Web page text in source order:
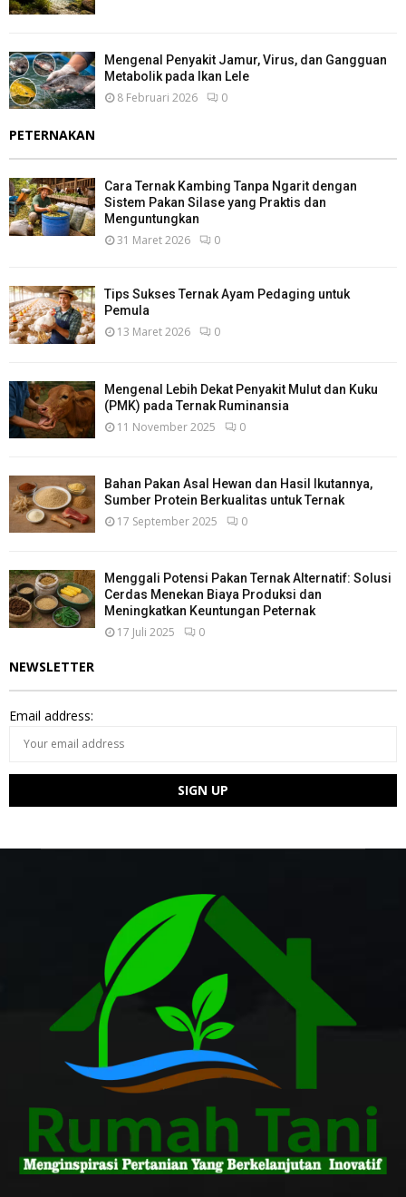
Mengenal Penyakit Jamur, Virus, dan Gangguan
Metabolik pada Ikan Lele
8 Februari 2026 0
PETERNAKAN
Cara Ternak Kambing Tanpa Ngarit dengan
Sistem Pakan Silase yang Praktis dan
Menguntungkan
31 Maret 2026 0
Tips Sukses Ternak Ayam Pedaging untuk
Pemula
13 Maret 2026 0
Mengenal Lebih Dekat Penyakit Mulut dan Kuku
(PMK) pada Ternak Ruminansia
11 November 2025 0
Bahan Pakan Asal Hewan dan Hasil Ikutannya,
Sumber Protein Berkualitas untuk Ternak
17 September 2025 0
Menggali Potensi Pakan Ternak Alternatif: Solusi
Cerdas Menekan Biaya Produksi dan
Meningkatkan Keuntungan Peternak
17 Juli 2025 0
NEWSLETTER
Email address: